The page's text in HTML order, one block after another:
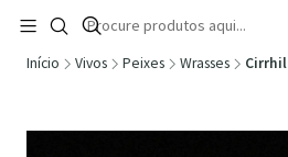
🚚 Portugal Continental: Portes Grátis desde
Ler mais
Início Vivos Peixes Wrasses